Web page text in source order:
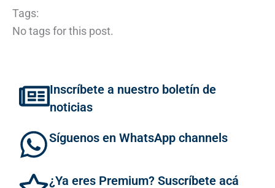
Tags:
No tags for this post.
Inscríbete a nuestro boletín de
noticias
Síguenos en WhatsApp channels
¿Ya eres Premium? Suscríbete acá